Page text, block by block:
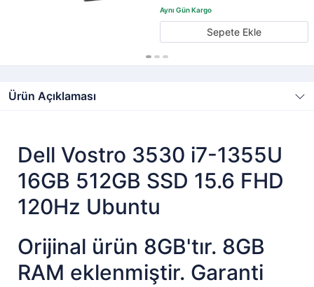
Sepete Ekle
Ürün Açıklaması
Dell Vostro 3530 i7-1355U
16GB 512GB SSD 15.6 FHD
120Hz Ubuntu
Orijinal ürün 8GB'tır. 8GB
RAM eklenmiştir. Garanti